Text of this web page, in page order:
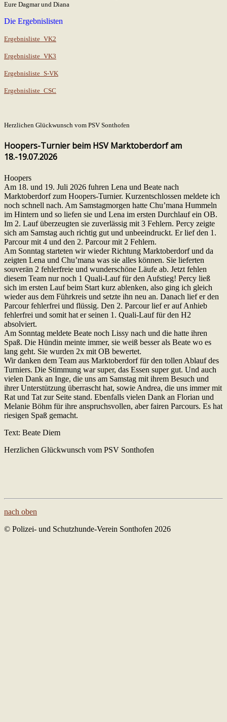
Eure Dagmar und Diana
Die Ergebnislisten
Ergebnisliste_VK2
Ergebnisliste_VK3
Ergebnisliste_S-VK
Ergebnisliste_CSC
Herzlichen Glückwunsch vom PSV Sonthofen
Hoopers-Turnier beim HSV Marktoberdorf am
18.-19.07.2026
Hoopers
Am 18. und 19. Juli 2026 fuhren Lena und Beate nach
Marktoberdorf zum Hoopers-Turnier. Kurzentschlossen meldete ich
noch schnell nach. Am Samstagmorgen hatte Chu’mana Hummeln
im Hintern und so liefen sie und Lena im ersten Durchlauf ein OB.
Im 2. Lauf überzeugten sie zuverlässig mit 3 Fehlern. Percy zeigte
sich am Samstag auch richtig gut und unbeeindruckt. Er lief den 1.
Parcour mit 4 und den 2. Parcour mit 2 Fehlern.
Am Sonntag starteten wir wieder Richtung Marktoberdorf und da
zeigten Lena und Chu’mana was sie alles können. Sie lieferten
souverän 2 fehlerfreie und wunderschöne Läufe ab. Jetzt fehlen
diesem Team nur noch 1 Quali-Lauf für den Aufstieg! Percy ließ
sich im ersten Lauf beim Start kurz ablenken, also ging ich gleich
wieder aus dem Führkreis und setzte ihn neu an. Danach lief er den
Parcour fehlerfrei und flüssig. Den 2. Parcour lief er auf Anhieb
fehlerfrei und somit hat er seinen 1. Quali-Lauf für den H2
absolviert.
Am Sonntag meldete Beate noch Lissy nach und die hatte ihren
Spaß. Die Hündin meinte immer, sie weiß besser als Beate wo es
lang geht. Sie wurden 2x mit OB bewertet.
Wir danken dem Team aus Marktoberdorf für den tollen Ablauf des
Turniers. Die Stimmung war super, das Essen super gut. Und auch
vielen Dank an Inge, die uns am Samstag mit ihrem Besuch und
ihrer Unterstützung überrascht hat, sowie Andrea, die uns immer mit
Rat und Tat zur Seite stand. Ebenfalls vielen Dank an Florian und
Melanie Böhm für ihre anspruchsvollen, aber fairen Parcours. Es hat
riesigen Spaß gemacht.
Text: Beate Diem
Herzlichen Glückwunsch vom PSV Sonthofen
nach oben
© Polizei- und Schutzhunde-Verein Sonthofen 2026